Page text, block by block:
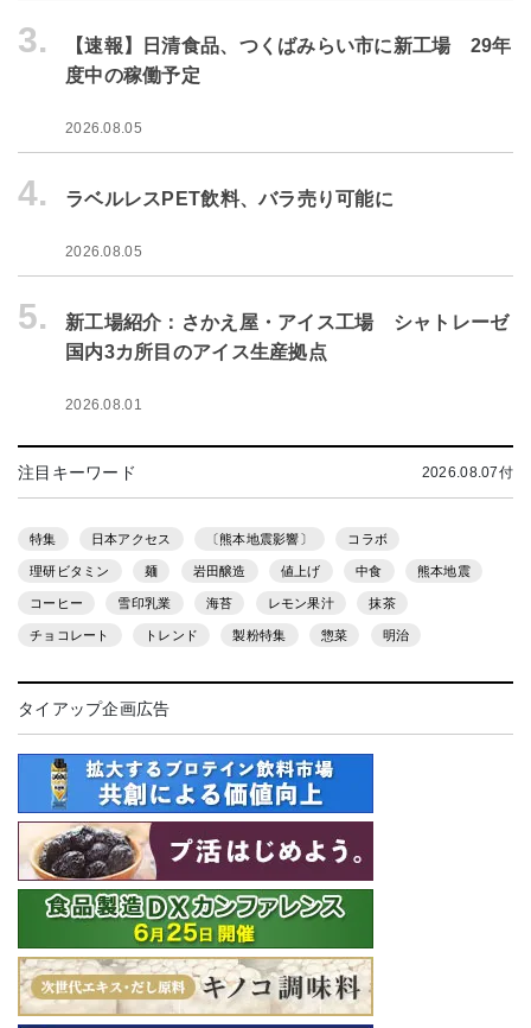
3.
【速報】日清食品、つくばみらい市に新工場 29年
度中の稼働予定
2026.08.05
4. ラベルレスPET飲料、バラ売り可能に
2026.08.05
5.
新工場紹介：さかえ屋・アイス工場 シャトレーゼ
国内3カ所目のアイス生産拠点
2026.08.01
注目キーワード 2026.08.07付
特集 日本アクセス 〔熊本地震影響〕 コラボ
理研ビタミン 麺 岩田醸造 値上げ 中食 熊本地震
コーヒー 雪印乳業 海苔 レモン果汁 抹茶
チョコレート トレンド 製粉特集 惣菜 明治
タイアップ企画広告